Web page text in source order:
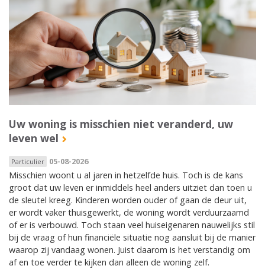
Uw woning is misschien niet veranderd, uw
leven wel
Particulier 05-08-2026
Misschien woont u al jaren in hetzelfde huis. Toch is de kans
groot dat uw leven er inmiddels heel anders uitziet dan toen u
de sleutel kreeg. Kinderen worden ouder of gaan de deur uit,
er wordt vaker thuisgewerkt, de woning wordt verduurzaamd
of er is verbouwd. Toch staan veel huiseigenaren nauwelijks stil
bij de vraag of hun financiële situatie nog aansluit bij de manier
waarop zij vandaag wonen. Juist daarom is het verstandig om
af en toe verder te kijken dan alleen de woning zelf.